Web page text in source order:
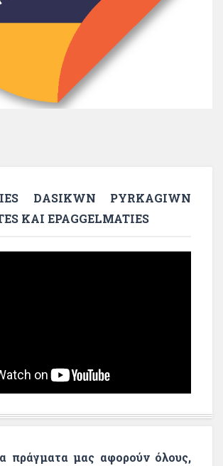
DASIKWN PYRKAGIWN
KAI EPAGGELMATIES
πράγματα μας αφορούν όλους,